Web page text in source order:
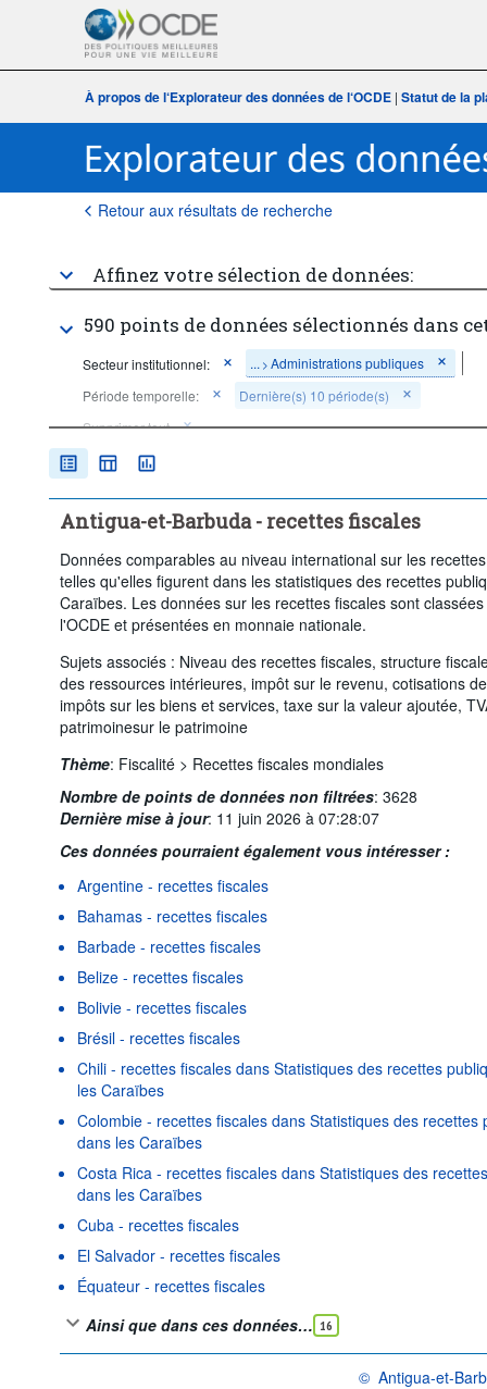
À propos de l‘Explorateur des données de l‘OCDE | Statut de la
Retour aux résultats de recherche
Affinez votre sélection de données:
590 points de données sélectionnés dans
Secteur institutionnel: ... > Administrations publiques
Période temporelle:
Dernière(s) 10 période(s)
Supprimer tout
Antigua-et-Barbuda - recettes fiscales
Données comparables au niveau international sur les
telles qu'elles figurent dans les statistiques des recettes
Caraïbes. Les données sur les recettes fiscales sont
l'OCDE et présentées en monnaie nationale.
Sujets associés : Niveau des recettes fiscales, structure
des ressources intérieures, impôt sur le revenu, cotisations
impôts sur les biens et services, taxe sur la valeur ajoutée,
patrimoinesur le patrimoine
Thème: Fiscalité > Recettes fiscales mondiales
Nombre de points de données non filtrées: 3628
Dernière mise à jour: 11 juin 2026 à 07:28:07
Ces données pourraient également vous intéresser :
Argentine - recettes fiscales
Bahamas - recettes fiscales
Barbade - recettes fiscales
Belize - recettes fiscales
Bolivie - recettes fiscales
Brésil - recettes fiscales
Chili - recettes fiscales dans Statistiques des recettes
les Caraïbes
Colombie - recettes fiscales dans Statistiques des
dans les Caraïbes
Costa Rica - recettes fiscales dans Statistiques des
dans les Caraïbes
Cuba - recettes fiscales
El Salvador - recettes fiscales
Équateur - recettes fiscales
Ainsi que dans ces données… 16
© Antigua-et-